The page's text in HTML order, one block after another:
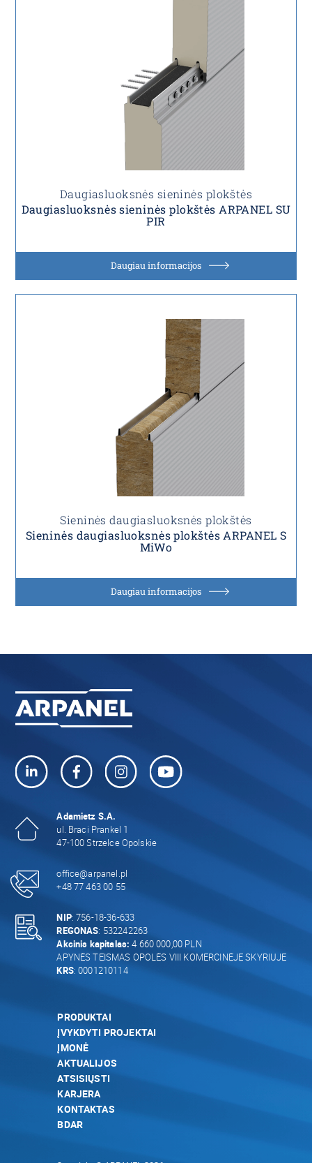
Daugiasluoksnės sieninės plokštės
Daugiasluoksnės sieninės plokštės ARPANEL SU
PIR
Daugiau informacijos
Sieninės daugiasluoksnės plokštės
Sieninės daugiasluoksnės plokštės ARPANEL S
MiWo
Daugiau informacijos
Adamietz S.A.
ul. Braci Prankel 1
47-100 Strzelce Opolskie
office@arpanel.pl
+48 77 463 00 55
NIP: 756-18-36-633
REGONAS: 532242263
Akcinis kapitalas: 4 660 000,00 PLN
APYNĖS TEISMAS OPOLĖS VIII KOMERCINĖJE SKYRIUJE
KRS: 0001210114
PRODUKTAI
ĮVYKDYTI PROJEKTAI
ĮMONĖ
AKTUALIJOS
ATSISIŲSTI
KARJERA
KONTAKTAS
BDAR